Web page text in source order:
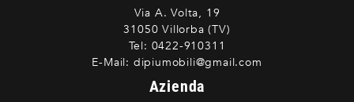
Via A. Volta, 19
31050 Villorba (TV)
Tel: 0422-910311
E-Mail: dipiumobili@gmail.com
Azienda